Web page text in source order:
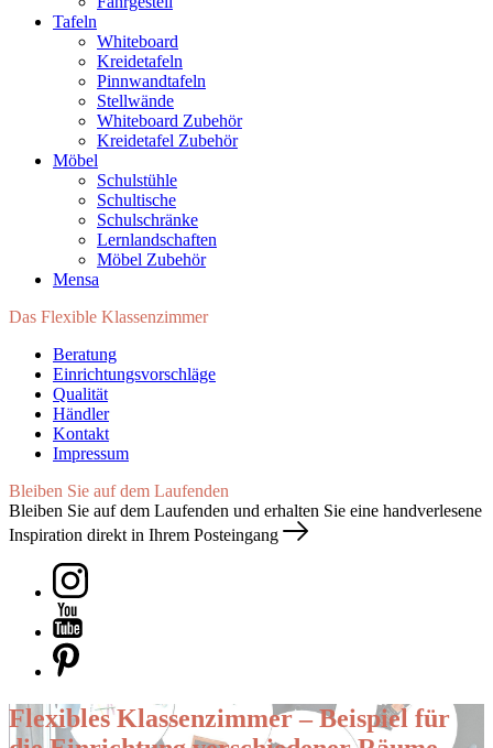
Tafeln
Whiteboard
Kreidetafeln
Pinnwandtafeln
Stellwände
Whiteboard Zubehör
Kreidetafel Zubehör
Möbel
Schulstühle
Schultische
Schulschränke
Lernlandschaften
Möbel Zubehör
Mensa
Das Flexible Klassenzimmer
Beratung
Einrichtungsvorschläge
Qualität
Händler
Kontakt
Impressum
Bleiben Sie auf dem Laufenden
Bleiben Sie auf dem Laufenden und erhalten Sie eine handverlesene
Inspiration direkt in Ihrem Posteingang
Flexibles Klassenzimmer – Beispiel für